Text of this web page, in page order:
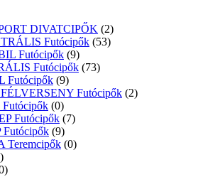
DIVATCIPŐK (2)
Futócipők (53)
Futócipők (9)
Futócipők (73)
Futócipők (9)
Futócipők (2)
(0)
Futócipők (7)
(9)
Teremcipők (0)